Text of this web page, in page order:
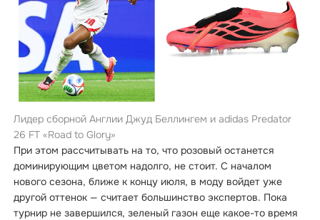
Лидер сборной Англии Джуд Беллингем и adidas Predator
26 FT «Road to Glory»
При этом рассчитывать на то, что розовый останется
доминирующим цветом надолго, не стоит. С началом
нового сезона, ближе к концу июля, в моду войдет уже
другой оттенок — считает большинство экспертов. Пока
турнир не завершился, зеленый газон еще какое-то время